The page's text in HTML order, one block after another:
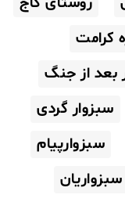
کرامت
بعد از جنگ
سبزوار گردی
سبزوارپیام
سبزواریان